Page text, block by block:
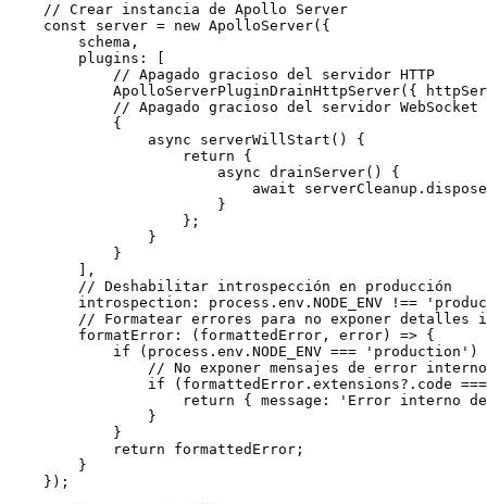
    // Crear instancia de Apollo Server
    const server = new ApolloServer({
        schema,
        plugins: [
            // Apagado gracioso del servidor HTTP
ApolloServerPluginDrainHttpServer({
            // Apagado gracioso del servidor WebSocket
            {
                async serverWillStart() {
                    return {
                        async drainServer() {
await
                        }
                    };
                }
            }
        ],
        // Deshabilitar introspección en producción
introspection: process.env.NODE_ENV !==
// Formatear errores para no exponer detalles
        formatError: (formattedError, error) => {
if (process.env.NODE_ENV === 'production')
// No exponer mensajes de error
if (formattedError.extensions?.code
return { message: 'Error interno
                }
            }
            return formattedError;
        }
    });